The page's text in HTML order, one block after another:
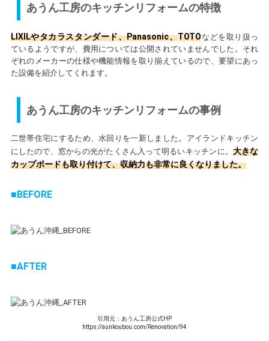
あうん工房のキッチンリフォームの特徴
LIXILやタカラスタンダード、Panasonic、TOTOなどを取り扱っ
ているようですが、費用については公開されていませんでした。それ
ぞれのメーカーの仕様や機能情報を取り揃えているので、要望にあっ
た設備を紹介してくれます。
あうん工房のキッチンリフォームの事例
二世帯住宅にするため、水回りを一新しました。アイランドキッチン
にしたので、窓からの光がたくさん入って明るいキッチンに。 大きな
カップボードも取り付けて、収納力も非常に良くなりました。
BEFORE
AFTER
引用元：あうん工房公式HP
https://aunkoubou.com/Renovation/94